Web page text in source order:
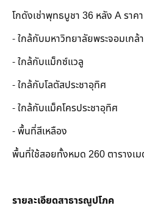
โกดังเช่าพุทธบูชา 36 หลัง A ราค
- ใกล้กับมหาวิทยาลัยพระจอมเก
- ใกล้กับแม็กซ์แวลู
- ใกล้กับโลตัสประชาอุทิศ
- ใกล้กับแม็คโครประชาอุทิศ
- พื้นที่สีเหลือง
พื้นที่ใช้สอยทั้งหมด 260 ตารางเ
รายละเอียดสาธารณูปโภค